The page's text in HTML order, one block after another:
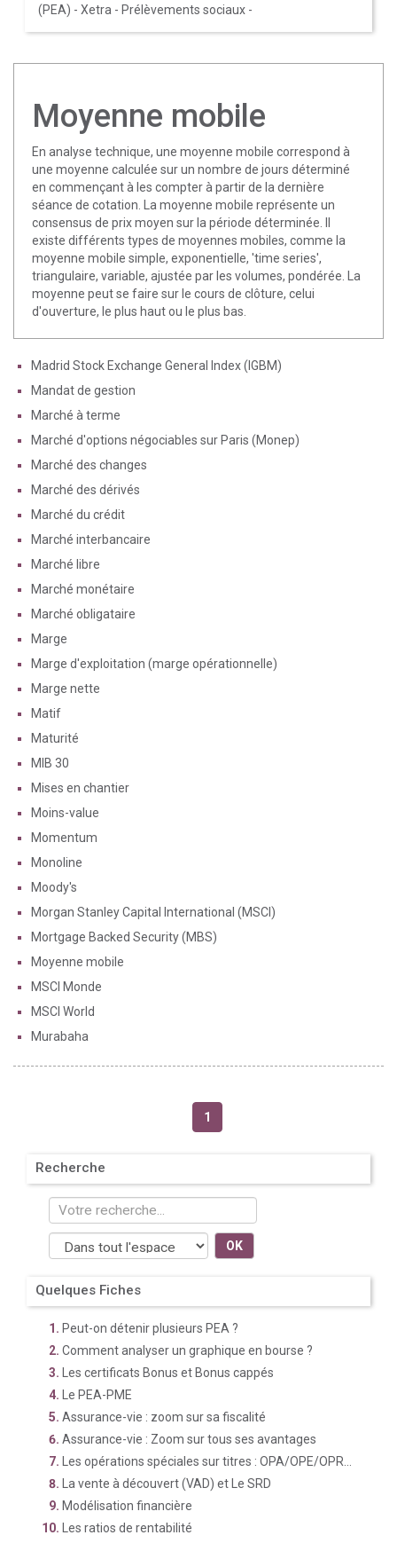
(PEA) - Xetra - Prélèvements sociaux-
Moyenne mobile
En analyse technique, une moyenne mobile correspond à
une moyenne calculée sur un nombre de jours déterminé
en commençant à les compter à partir de la dernière
séance de cotation. La moyenne mobile représente un
consensus de prix moyen sur la période déterminée. Il
existe différents types de moyennes mobiles, comme la
moyenne mobile simple, exponentielle, 'time series',
triangulaire, variable, ajustée par les volumes, pondérée. La
moyenne peut se faire sur le cours de clôture, celui
d'ouverture, le plus haut ou le plus bas.
Madrid Stock Exchange General Index (IGBM)
Mandat de gestion
Marché à terme
Marché d'options négociables sur Paris (Monep)
Marché des changes
Marché des dérivés
Marché du crédit
Marché interbancaire
Marché libre
Marché monétaire
Marché obligataire
Marge
Marge d'exploitation (marge opérationnelle)
Marge nette
Matif
Maturité
MIB 30
Mises en chantier
Moins-value
Momentum
Monoline
Moody's
Morgan Stanley Capital International (MSCI)
Mortgage Backed Security (MBS)
Moyenne mobile
MSCI Monde
MSCI World
Murabaha
1
Recherche
OK
Quelques Fiches
Peut-on détenir plusieurs PEA ?
Comment analyser un graphique en bourse ?
Les certificats Bonus et Bonus cappés
Le PEA-PME
Assurance-vie : zoom sur sa fiscalité
Assurance-vie : Zoom sur tous ses avantages
Les opérations spéciales sur titres : OPA/OPE/OPR...
La vente à découvert (VAD) et Le SRD
Modélisation financière
Les ratios de rentabilité